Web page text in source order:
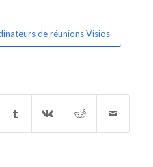
de réunions Visios